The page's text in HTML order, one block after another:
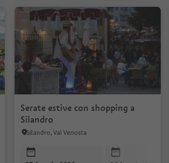
Serate estive con shopping a
Silandro
Silandro, Val Venosta